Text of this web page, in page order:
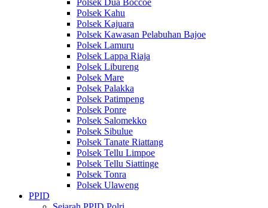
Polsek Dua Boccoe
Polsek Kahu
Polsek Kajuara
Polsek Kawasan Pelabuhan Bajoe
Polsek Lamuru
Polsek Lappa Riaja
Polsek Libureng
Polsek Mare
Polsek Palakka
Polsek Patimpeng
Polsek Ponre
Polsek Salomekko
Polsek Sibulue
Polsek Tanate Riattang
Polsek Tellu Limpoe
Polsek Tellu Siattinge
Polsek Tonra
Polsek Ulaweng
PPID